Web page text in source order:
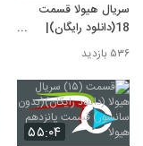
سریال هیولا قسمت
18(دانلود رایگان)|
قسمت هجدهم سریال
۵۳۶ بازدید
۵۵:۰۴